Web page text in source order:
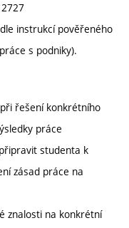
instrukcí pověřeného
s podniky).
řešení konkrétního
práce
studenta k
zásad práce na
znalosti na konkrétní